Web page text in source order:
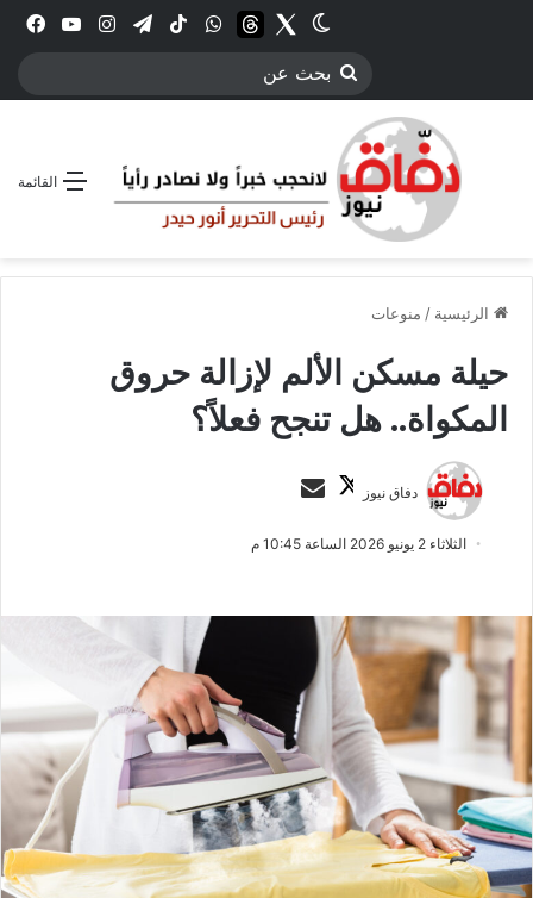
انستقرامتيلقرام‫TikTokواتسابthreadsTwitter
الوضع المظلم
بحث
القائمة
الرئيسية / منوعات
حيلة مسكن الألم لإزالة حروق
المكواة.. هل تنجح فعلاً؟
دفاق نيوز
ت
ب
ل
ى
X
س
ر
ا
إ
ل
ك
ت
ر
و
الثلاثاء 2 يونيو 2026 الساعة 10:45 م